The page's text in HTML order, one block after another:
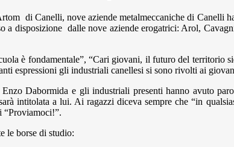
di Canelli, nove aziende metalmeccaniche di
a disposizione dalle nove aziende erogatrici: Arol,
è fondamentale”, “Cari giovani, il futuro del
espressioni gli industriali canellesi si sono rivolti ai
Dabormida e gli industriali presenti hanno avuto
intitolata a lui. Ai ragazzi diceva sempre che “in
“Proviamoci!”.
le borse di studio: